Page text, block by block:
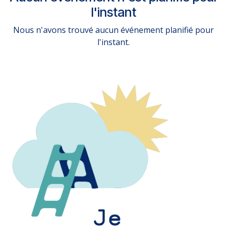
l'instant
Nous n'avons trouvé aucun événement planifié pour
l'instant.